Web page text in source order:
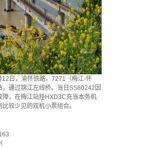
日，渝怀铁路。7271（梅江-怀
，通过锦江左线桥。当日SS80242因
障，在梅江站挂HXD3C充当本务机
较少见的双机小票组合。